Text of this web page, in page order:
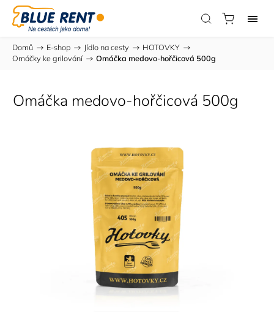
Domů / E-shop / Jídlo na cesty / HOTOVKY /
Omáčky ke grilování / Omáčka medovo-hořčicová 500g
Omáčka medovo-hořčicová 500g